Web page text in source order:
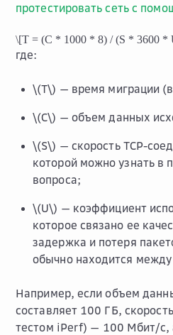
протестировать сеть с
\[T = (C * 1000 * 8) / (S * 3600 *
где:
\(T\) — время миграции
\(C\) — объем данных
\(S\) — скорость TCP-
которой можно узнать в
вопроса;
\(U\) — коэффициент
которое связано ее
задержка и потеря
обычно находится
Например, если объем
составляет 100 ГБ,
тестом iPerf) — 100 Мбит/с,